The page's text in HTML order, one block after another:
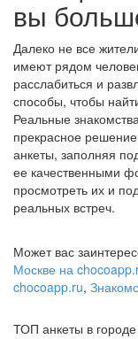
вы
Далеко не все
имеют рядом
расслабиться и
способы, чтобы
Реальные
прекрасное
анкеты, заполняя
ее качественными
просмотреть их и
реальных встреч.
Может вас
Москве на
chocoapp.ru,
ТОП анкеты в